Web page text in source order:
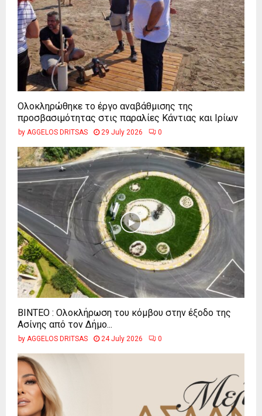
Ολοκληρώθηκε το έργο αναβάθμισης της
προσβασιμότητας στις παραλίες Κάντιας και Ιρίων
by AGGELOS DRITSAS 29 July 2026 0
ΒΙΝΤΕΟ : Ολοκλήρωση του κόμβου στην έξοδο της
Ασίνης από τον Δήμο...
by AGGELOS DRITSAS 24 July 2026 0